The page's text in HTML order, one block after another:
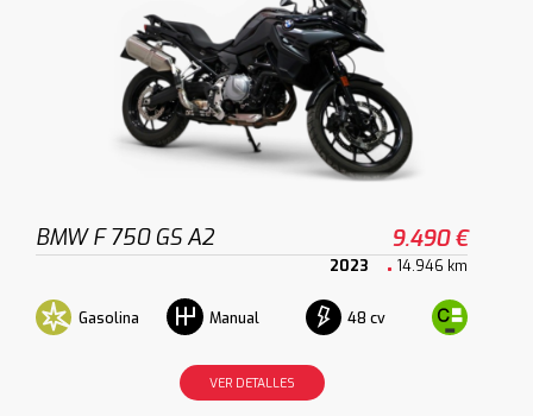
BMW F 750 GS A2 9.490 €
2023 14.946 km
Gasolina Manual 48 cv
VER DETALLES